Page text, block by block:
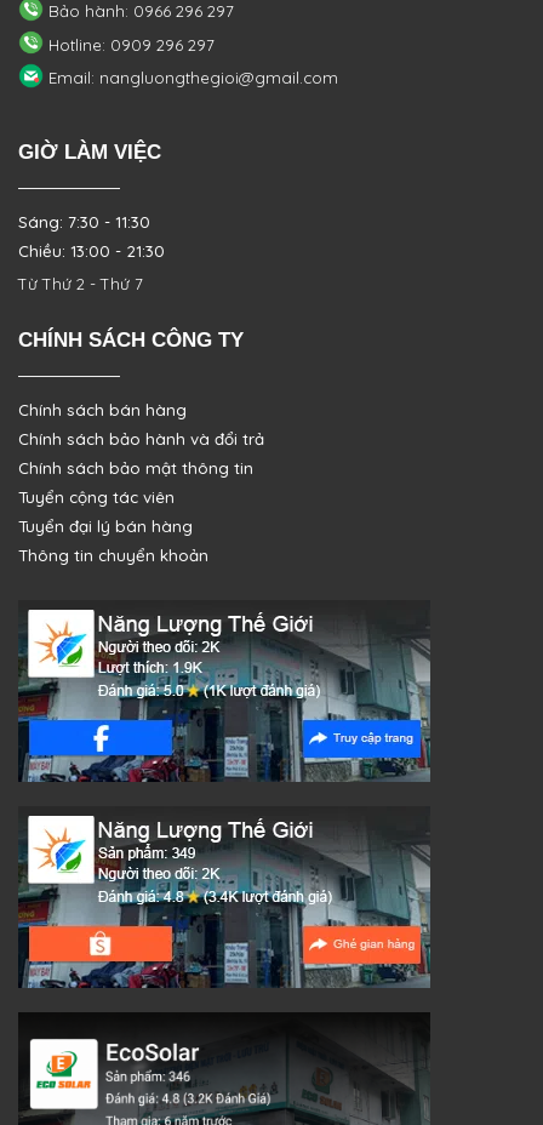
Bảo hành: 0966 296 297
Hotline: 0909 296 297
Email: nangluongthegioi@gmail.com
GIỜ LÀM VIỆC
Sáng: 7:30 - 11:30
Chiều: 13:00 - 21:30
Từ Thứ 2 - Thứ 7
CHÍNH SÁCH CÔNG TY
Chính sách bán hàng
Chính sách bảo hành và đổi trả
Chính sách bảo mật thông tin
Tuyển cộng tác viên
Tuyển đại lý bán hàng
Thông tin chuyển khoản